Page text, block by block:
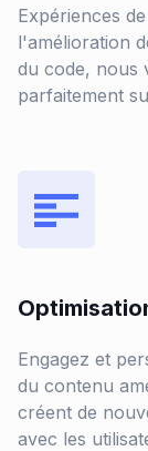
Expériences
l'amélioration
du code, nous
parfaitement
Engagez et
du contenu
créent de
avec les